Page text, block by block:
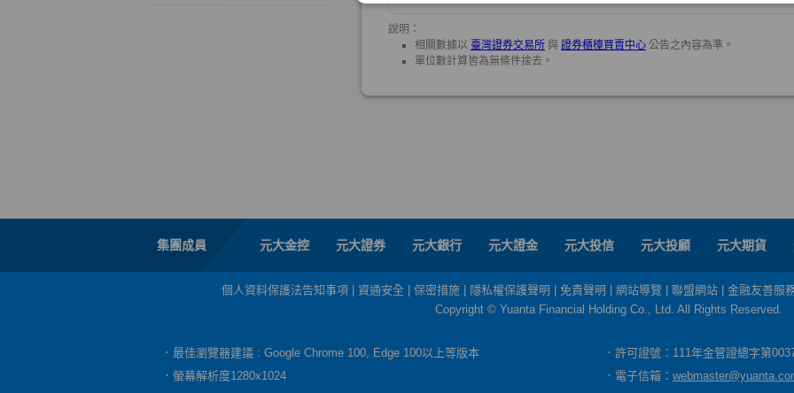
集團成員 元大金控 元大證券 元大銀行 元大證金 元大投信 元大投顧 元大期貨
個人資料保護法告知事項 資通安全 保密措施 隱私權保護聲明 免責聲明 網站導覽 聯盟網站
金融友善服
Copyright © Yuanta Financial Holding Co., Ltd. All Rights Reserved.
．最佳瀏覽器建議 : Google Chrome 100, Edge 100以上等版本
．許可證號：111年金管證總字第
．螢幕解析度1280x1024
．電子信箱：